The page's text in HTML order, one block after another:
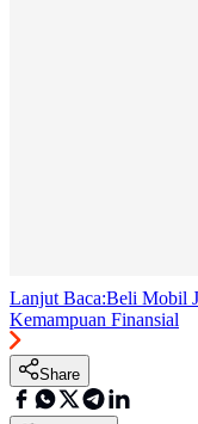
Lanjut Baca:Beli Mobil
Kemampuan Finansial
Share